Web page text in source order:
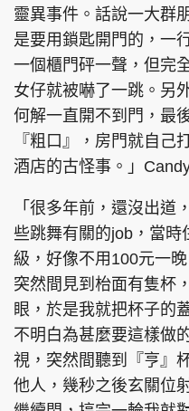
靈異事件。話說一大群
是要用鎖匙開門的，一
一個櫃門砰一聲，但完
女仔就被嚇了一跳。另
何解一直開不到門，最
『粗口』，房門就自己
酒店的古怪事。」
「很多年前，還沒出道
些跳舞有關的job，當時
級，好像不用100元一
突然間見到枱面有隻杯
眼，於是我就把杯子的
不明白為甚麼要這樣做
視，突然間聽到『亨』
他人，幾秒之後玄關位